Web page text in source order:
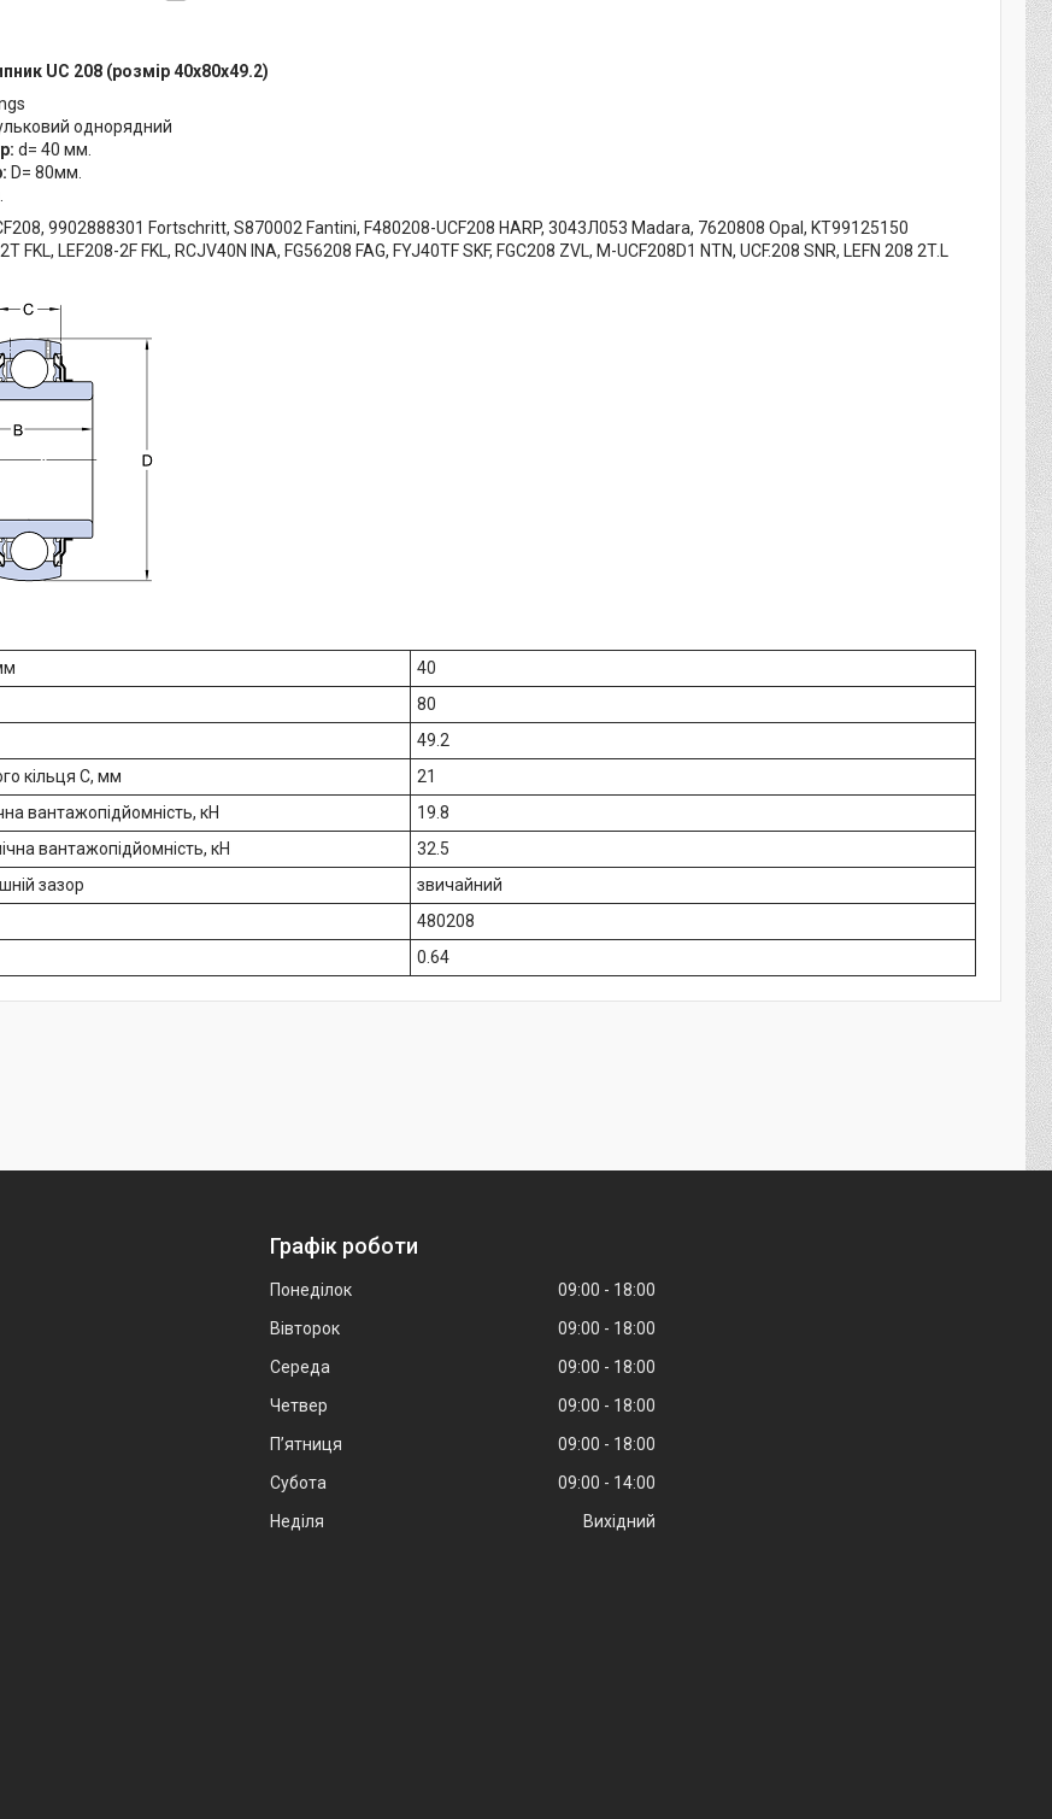
UC 208 (розмір 40x80x49.2)
однорядний
d= 40 мм.
D= 80мм.
9902888301 Fortschritt, S870002 Fantini, F480208-UCF208 HARP, 3043Л053 Madara, 7620808 Opal, KT99125150
FKL, LEF208-2F FKL, RCJV40N INA, FG56208 FAG, FYJ40TF SKF, FGC208 ZVL, M-UCF208D1 NTN, UCF.208 SNR, LEFN 208 2T.L
40
80
49.2
кільця С, мм
21
вантажопідйомність, кН
19.8
вантажопідйомність, кН
32.5
зазор
звичайний
480208
0.64
Графік роботи
Понеділок 09:00
18:00
Вівторок
09:00
18:00
Середа
09:00
18:00
Четвер
09:00
18:00
Пʼятниця
09:00
18:00
Субота
09:00
14:00
Неділя
Вихідний